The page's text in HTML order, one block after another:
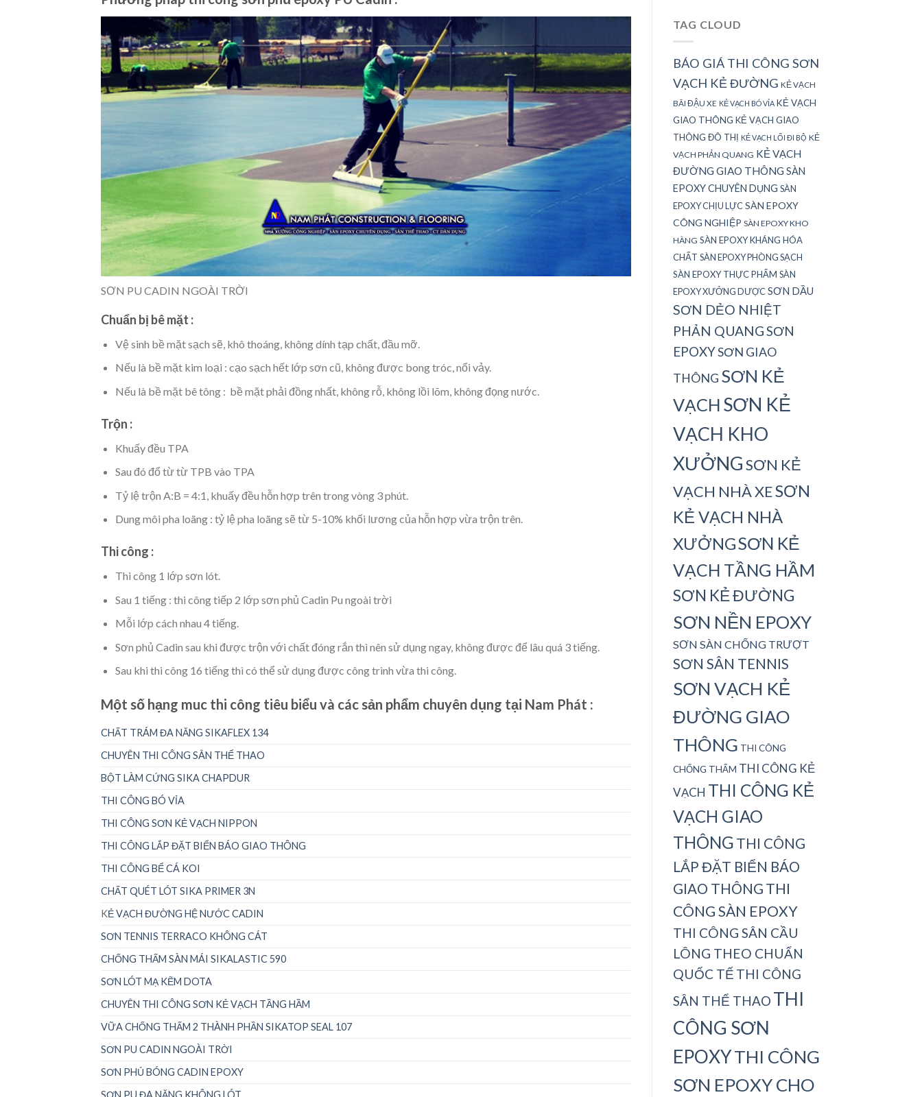
SƠN PU CADIN NGOÀI TRỜI
Chuẩn bị bê mặt :
Vệ sinh bề mặt sạch sẽ, khô thoáng, không dính tạp chất, đầu mỡ.
Nếu là bề mặt kim loại : cạo sạch hết lớp sơn cũ, không được bong tróc, nổi vảy.
Nếu là bề mặt bê tông : bề mặt phải đồng nhất, không rỗ, không lồi lõm, không đọng nước.
Trộn :
Khuấy đều TPA
Sau đó đổ từ từ TPB vào TPA
Tỷ lệ trộn A:B = 4:1, khuấy đều hỗn hợp trên trong vòng 3 phút.
Dung môi pha loãng : tỷ lệ pha loãng sẽ từ 5-10% khối lương của hỗn hợp vừa trộn trên.
Thi công :
Thi công 1 lớp sơn lót.
Sau 1 tiếng : thi công tiếp 2 lớp sơn phủ Cadin Pu ngoài trời
Mỗi lớp cách nhau 4 tiếng.
Sơn phủ Cadin sau khi được trộn với chất đóng rắn thì nên sử dụng ngay, không được để lâu quá 3 tiếng.
Sau khi thi công 16 tiếng thì có thể sử dụng được công trình vừa thi công.
Một số hạng muc thi công tiêu biểu và các sản phẩm chuyên dụng tại Nam Phát :
CHẤT TRÁM ĐA NĂNG SIKAFLEX 134
CHUYÊN THI CÔNG SÂN THỂ THAO
BỘT LÀM CỨNG SIKA CHAPDUR
THI CÔNG BÓ VỈA
THI CÔNG SƠN KẺ VẠCH NIPPON
THI CÔNG LẮP ĐẶT BIỂN BÁO GIAO THÔNG
THI CÔNG BỂ CÁ KOI
CHẤT QUÉT LÓT SIKA PRIMER 3N
KẺ VẠCH ĐƯỜNG HỆ NƯỚC CADIN
SƠN TENNIS TERRACO KHÔNG CÁT
CHỐNG THẤM SÀN MÁI SIKALASTIC 590
SƠN LÓT MẠ KẼM DOTA
CHUYÊN THI CÔNG SƠN KẺ VẠCH TẦNG HẦM
VỮA CHỐNG THẤM 2 THÀNH PHẦN SIKATOP SEAL 107
SƠN PU CADIN NGOÀI TRỜI
SƠN PHỦ BÓNG CADIN EPOXY
TAG CLOUD
BÁO GIÁ THI CÔNG SƠN
VẠCH KẺ ĐƯỜNG KẺ VẠCH
BÃI ĐẬU XE KẺ VẠCH BÓ VỈA KẺ VẠCH
GIAO THÔNG KẺ VẠCH GIAO
THÔNG ĐÔ THỊ KẺ VẠCH LỐI ĐI BỘ KẺ
VẠCH PHẢN QUANG KẺ VẠCH
ĐƯỜNG GIAO THÔNG SÀN
EPOXY CHUYÊN DỤNG SÀN
EPOXY CHỊU LỰC SÀN EPOXY
CÔNG NGHIỆP SÀN EPOXY KHO
HÀNG SÀN EPOXY KHÁNG HÓA
CHẤT SÀN EPOXY PHÒNG SẠCH
SÀN EPOXY THỰC PHẨM SÀN
EPOXY XƯỞNG DƯỢC SƠN DẦU
SƠN DẺO NHIỆT
PHẢN QUANGSƠN
EPOXYSƠN GIAO
THÔNG SƠN KẺ
VẠCH SƠN KẺ
VẠCH KHO
XƯỞNGSƠN KẺ
VẠCH NHÀ XESƠN
KẺ VẠCH NHÀ
XƯỞNGSƠN KẺ
VẠCH TẦNG HẦM
SƠN KẺ ĐƯỜNG
SƠN NỀN EPOXY
SƠN SÀN CHỐNG TRƯỢT
SƠN SÂN TENNIS
SƠN VẠCH KẺ
ĐƯỜNG GIAO
THÔNG THI CÔNG
CHỐNG THẤM THI CÔNG KẺ
VẠCH THI CÔNG KẺ
VẠCH GIAO
THÔNG THI CÔNG
LẮP ĐẶT BIỂN BÁO
GIAO THÔNG THI
CÔNG SÀN EPOXY
THI CÔNG SÂN CẦU
LÔNG THEO CHUẨN
QUỐC TẾ THI CÔNG
SÂN THỂ THAO THI
CÔNG SƠN
EPOXYTHI CÔNG
SƠN EPOXY CHO